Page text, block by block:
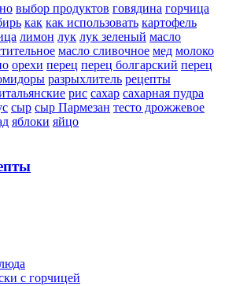
выбор продуктов говядина горчица
как как использовать картофель
лимон лук лук зеленый масло
масло сливочное мед молоко
орехи перец перец болгарский перец
разрыхлитель рецепты
рис сахар сахарная пудра
сыр сыр Пармезан тесто дрожжевое
яблоки яйцо
с горчицей